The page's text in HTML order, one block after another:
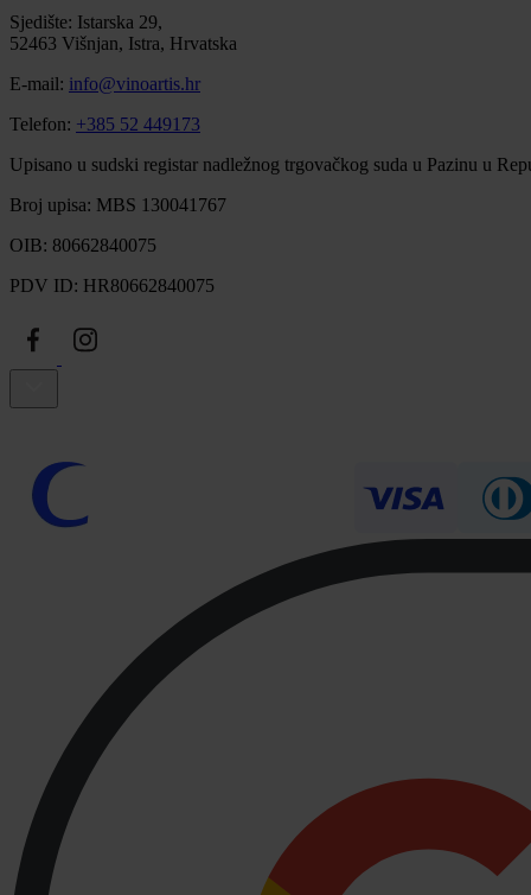
Sjedište: Istarska 29,
52463 Višnjan, Istra, Hrvatska
E-mail: info@vinoartis.hr
Telefon: +385 52 449173
Upisano u sudski registar nadležnog trgovačkog suda u Pazinu u
Broj upisa: MBS 130041767
OIB: 80662840075
PDV ID: HR80662840075